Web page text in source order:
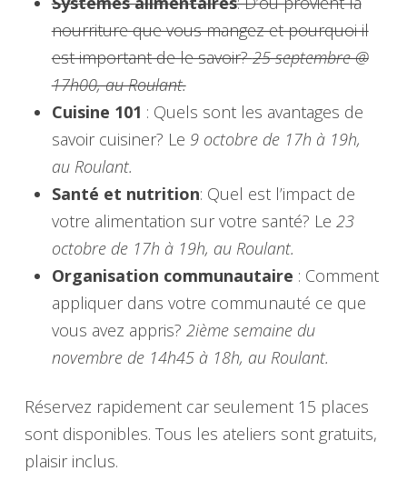
nourriture que vous mangez et pourquoi il
est important de le savoir?25 septembre @
17h00, au Roulant.
Cuisine 101 : Quels sont les avantages de
savoir cuisiner? Le 9 octobre de 17h à 19h,
au Roulant.
Santé et nutrition: Quel est l’impact de
votre alimentation sur votre santé? Le 23
octobre de 17h à 19h, au Roulant.
Organisation communautaire : Comment
appliquer dans votre communauté ce que
vous avez appris? 2ième semaine du
novembre de 14h45 à 18h, au Roulant.
Réservez rapidement car seulement 15 places
sont disponibles. Tous les ateliers sont gratuits,
plaisir inclus.